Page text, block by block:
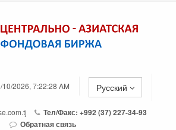
2026, 7:22:28 AM Русский
Тел/Факс: +992 (37) 227-34-93
Обратная связь